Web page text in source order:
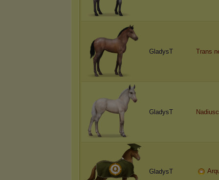
GladysT Trans
GladysT
GladysT